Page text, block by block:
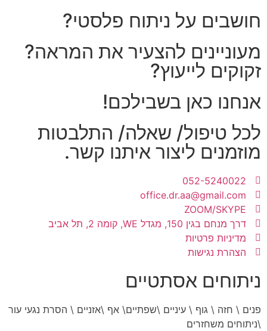
חושבים על ניתוח פלסטי?
מעוניינים להצעיר את המראה?
זקוקים לייעוץ?
אנחנו כאן בשבילכם!
לכל טיפול/ שאלה/ התלבטות
מוזמנים ליצור איתנו קשר.
052-5240022
office.dr.aa@gmail.com
ZOOM/SKYPE
דרך מנחם בגין 150, מגדל WE, קומה 2, תל אביב
מדיניות פרטיות
הצהרת נגישות
ניתוחים אסתטיים
פנים \ חזה \ גוף \ עיניים \שפתיים\ אף \אזניים \ הסרת נגעי עור
\ניתוחים משחזרים